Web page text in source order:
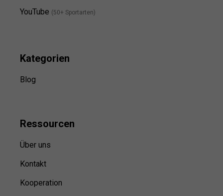
YouTube (50+ Sportarten)
Kategorien
Blog
Ressourcen
Über uns
Kontakt
Kooperation